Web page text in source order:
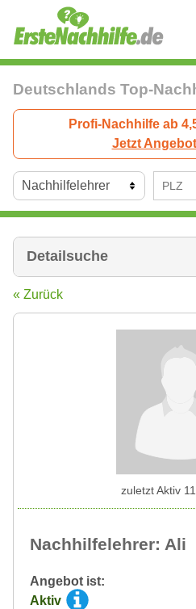
Deutschlands Top-
Profi-Nachhilfe ab
Jetzt
Detailsuche
« Zurück
Nachhilfelehrer: Ali
Angebot ist:
Aktiv
zuletzt Aktiv